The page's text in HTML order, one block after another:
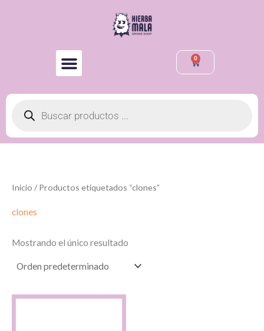
0
Cart
Búsqueda
productos
Inicio / Productos etiquetados “clones”
clones
Mostrando el único resultado